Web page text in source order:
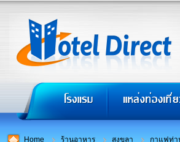
Home ร้านอาหาร สงขลา กาแฟท่